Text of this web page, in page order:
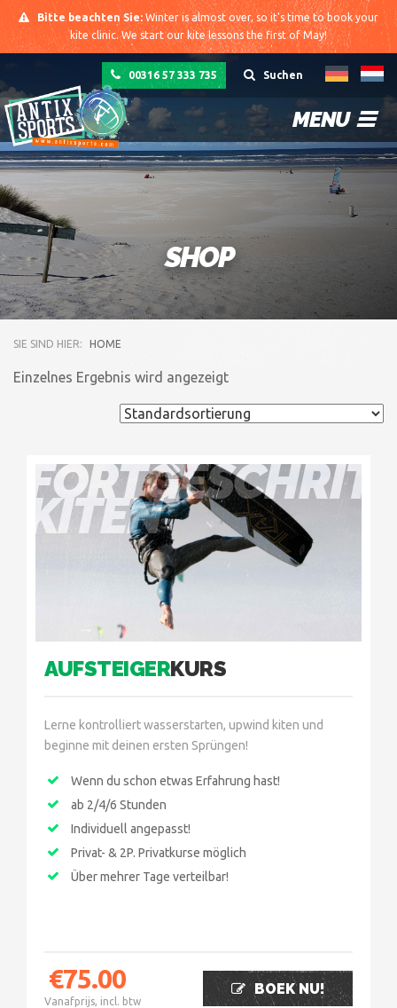
Bitte beachten Sie: Winter is almost over, so it's time to book your
kite clinic. We start our kite lessons the first of May!
Suchen
00316 57 333 735
MENU
SHOP
SIE SIND HIER: HOME
Einzelnes Ergebnis wird angezeigt
KITEN
AUFSTEIGERKURS
Lerne kontrolliert wasserstarten, upwind kiten und
beginne mit deinen ersten Sprüngen!
Wenn du schon etwas Erfahrung hast!
ab 2/4/6 Stunden
Individuell angepasst!
Privat- & 2P. Privatkurse möglich
Über mehrer Tage verteilbar!
€75.00
Vanafprijs, incl. btw
BOEK NU!